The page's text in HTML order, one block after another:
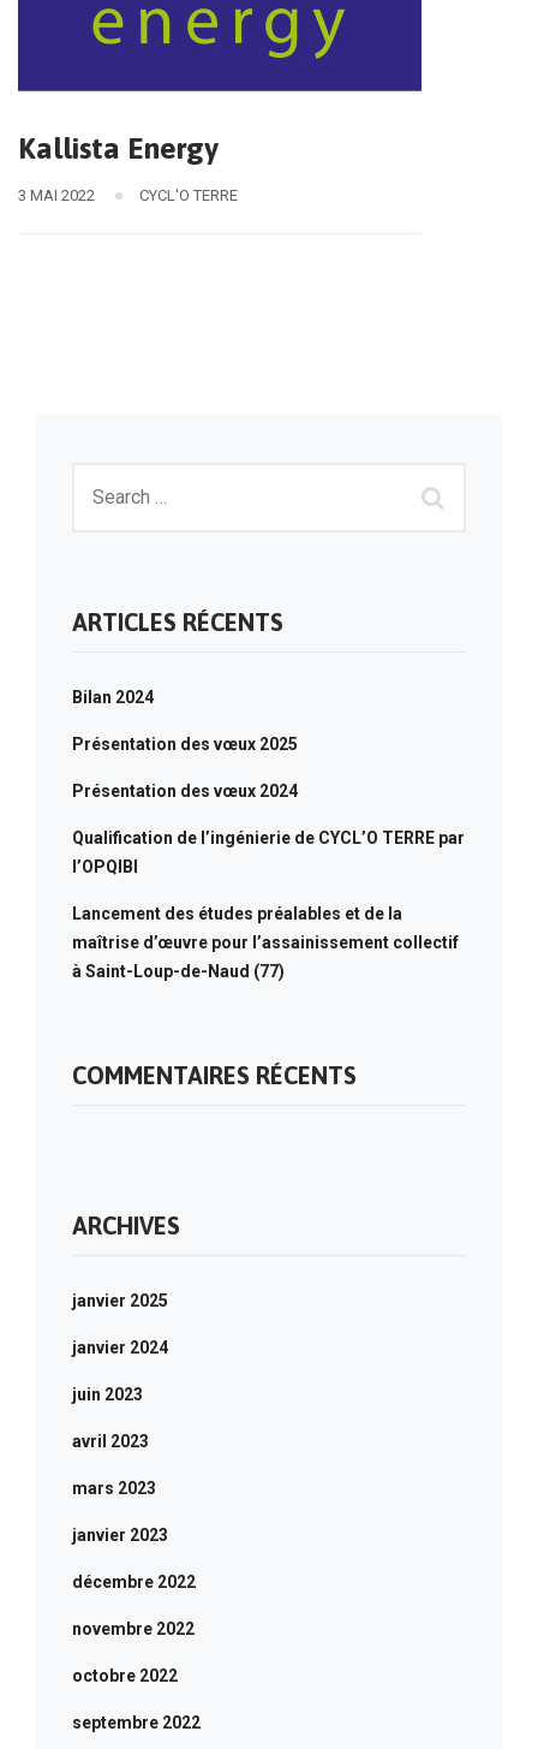
Kallista Energy
3 MAI 2022 CYCL'O TERRE
ARTICLES RÉCENTS
Bilan 2024
Présentation des vœux 2025
Présentation des vœux 2024
Qualification de l’ingénierie de CYCL’O TERRE par
l’OPQIBI
Lancement des études préalables et de la
maîtrise d’œuvre pour l’assainissement collectif
à Saint-Loup-de-Naud (77)
COMMENTAIRES RÉCENTS
ARCHIVES
janvier 2025
janvier 2024
juin 2023
avril 2023
mars 2023
janvier 2023
décembre 2022
novembre 2022
octobre 2022
septembre 2022